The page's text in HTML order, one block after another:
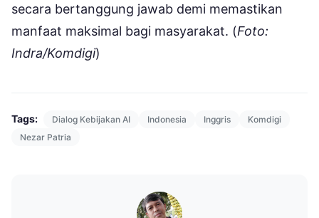
secara bertanggung jawab demi memastikan
manfaat maksimal bagi masyarakat. (Foto:
Indra/Komdigi)
Tags: Dialog Kebijakan AI Indonesia Inggris
Komdigi
Nezar Patria